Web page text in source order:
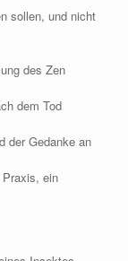
sollen, und nicht
des Zen
dem Tod
der Gedanke an
ein